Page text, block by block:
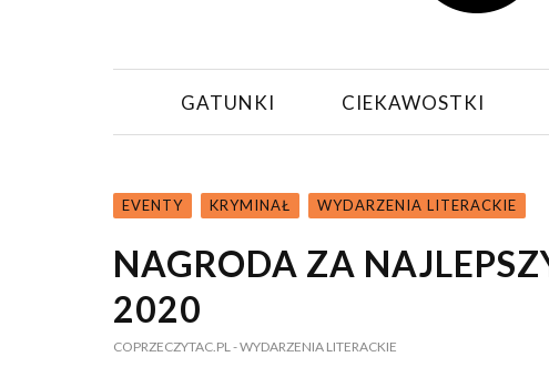
GATUNKI CIEKAWOSTKI
EVENTY KRYMINAŁ WYDARZENIA LITERACKIE
NAGRODA ZA
2020
COPRZECZYTAC.PL- WYDARZENIA LITERACKIE